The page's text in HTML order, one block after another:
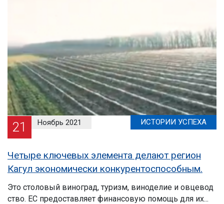
21 Ноябрь 2021 ИСТОРИИ УСПЕХА
Четыре ключевых элемента делают регион
Кагул экономически конкурентоспособным.
Это столовый виноград, туризм, виноделие и овцевод
ство. ЕС предоставляет финансовую помощь для их...